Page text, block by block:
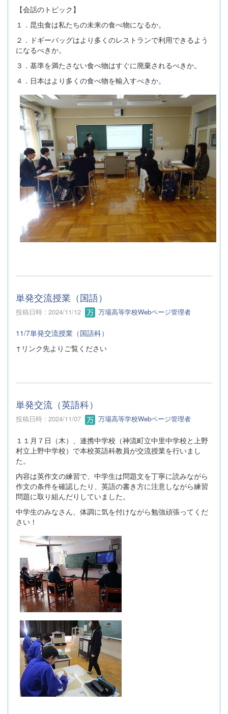
【会話のトピック】
１．昆虫食は私たちの未来の食べ物になるか。
２．ドギーバッグはより多くのレストランで利用できるよう
になるべきか。
３．基準を満たさない食べ物はすぐに廃棄されるべきか。
４．日本はより多くの食べ物を輸入すべきか。
単発交流授業（国語）
投稿日時 : 2024/11/12 万場高等学校Webページ管理者
11/7単発交流授業（国語科）
↑リンク先よりご覧ください
単発交流（英語科）
投稿日時 : 2024/11/07 万場高等学校Webページ管理者
１１月７日（木）、連携中学校（神流町立中里中学校と上野
村立上野中学校）で本校英語科教員が交流授業を行いまし
た。
内容は英作文の練習で、中学生は問題文を丁寧に読みながら
作文の条件を確認したり、英語の書き方に注意しながら練習
問題に取り組んだりしていました。
中学生のみなさん、体調に気を付けながら勉強頑張ってくだ
さい！